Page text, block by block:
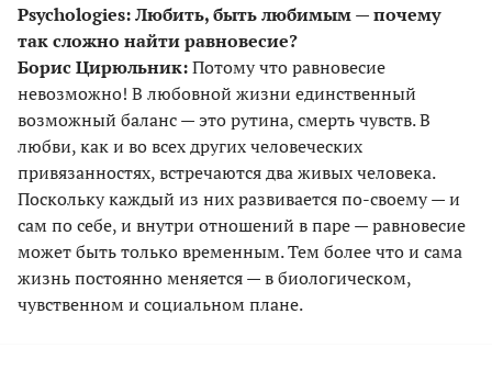
Psychologies: Любить, быть любимым — почему
так сложно найти равновесие?
Борис Цирюльник:Потому что равновесие
невозможно! В любовной жизни единственный
возможный баланс — это рутина, смерть чувств. В
любви, как и во всех других человеческих
привязанностях, встречаются два живых человека.
Поскольку каждый из них развивается по-своему — и
сам по себе, и внутри отношений в паре — равновесие
может быть только временным. Тем более что и сама
жизнь постоянно меняется — в биологическом,
чувственном и социальном плане.